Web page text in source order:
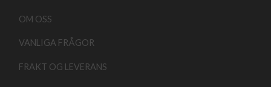
OM OSS
VANLIGA FRÅGOR
FRAKT OG LEVERANS